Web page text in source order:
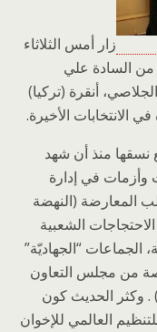
زار أمس الثلاثاء
السادة علي
أنقرة (تركيا)
الانتخابات الأخيرة.
نسقها منذ أن شهد
وأزمات في إدارة
المعارضة (النهضة
الشعبية
الجماعات “الجهاديّة”
من مجلس التعاون
. وكثر الحديث كون
العالمي للإخوان